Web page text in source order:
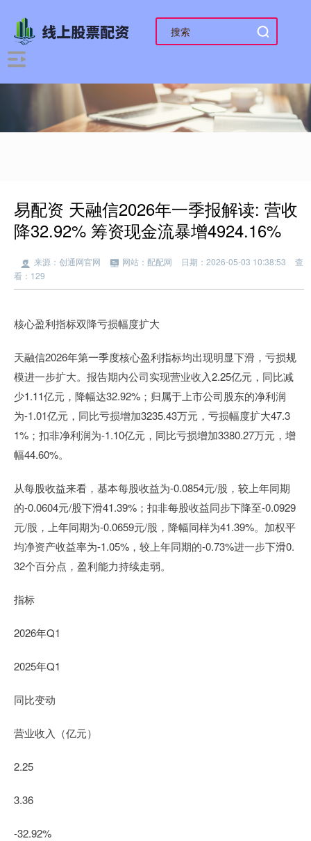
易配资 天融信2026年一季报解读: 营收
降32.92% 筹资现金流暴增4924.16%
来源：创通网官网 网站：配配网 日期：2026-05-03 10:38:53
查
看：129
核心盈利指标双降亏损幅度扩大
天融信2026年第一季度核心盈利指标均出现明显下滑，亏损规
模进一步扩大。报告期内公司实现营业收入2.25亿元，同比减
少1.11亿元，降幅达32.92%；归属于上市公司股东的净利润
为-1.01亿元，同比亏损增加3235.43万元，亏损幅度扩大47.3
1%；扣非净利润为-1.10亿元，同比亏损增加3380.27万元，增
幅44.60%。
从每股收益来看，基本每股收益为-0.0854元/股，较上年同期
的-0.0604元/股下滑41.39%；扣非每股收益同步下降至-0.0929
元/股，上年同期为-0.0659元/股，降幅同样为41.39%。加权平
均净资产收益率为-1.05%，较上年同期的-0.73%进一步下滑0.
32个百分点，盈利能力持续走弱。
指标
2026年Q1
2025年Q1
同比变动
营业收入（亿元）
2.25
3.36
-32.92%